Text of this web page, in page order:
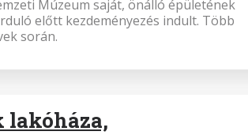
Múzeum saját, önálló épületének
előtt kezdeményezés indult. Több
során.
lakóháza,